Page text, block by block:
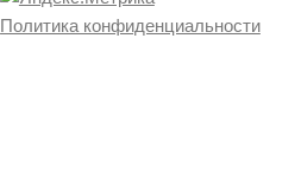
Политика конфиденциальности